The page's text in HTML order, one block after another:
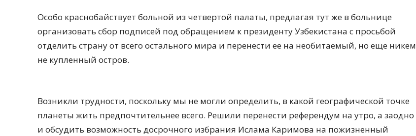
Особо краснобайствует больной из четвертой палаты, предлагая тут же в больнице
организовать сбор подписей под обращением к президенту Узбекистана с просьбой
отделить страну от всего остального мира и перенести ее на необитаемый, но еще никем
не купленный остров.
Возникли трудности, поскольку мы не могли определить, в какой географической точке
планеты жить предпочтительнее всего. Решили перенести референдум на утро, а заодно
и обсудить возможность досрочного избрания Ислама Каримова на пожизненный